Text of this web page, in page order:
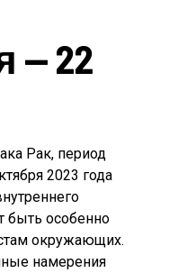
— 22
Рак, период
2023 года
быть особенно
окружающих.
намерения